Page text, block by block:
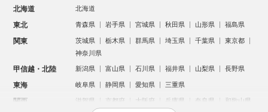
北海道 北海道
東北 青森県 岩手県 宮城県 秋田県 山形県 福島県
関東 茨城県 栃木県 群馬県 埼玉県 千葉県
東京都
神奈川県
甲信越・北陸 新潟県 富山県 石川県 福井県 山梨県 長野県
東海 岐阜県 静岡県 愛知県 三重県
関西 滋賀県 京都府 大阪府 兵庫県 奈良県 和歌山県